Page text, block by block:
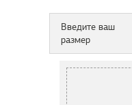
Введите ваш
размер